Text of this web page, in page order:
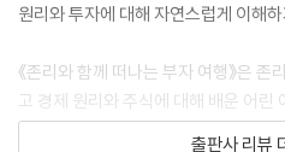
원리와 투자에 대해 자연스럽게 이해
《존리와 함께 떠나는 부자 여행》은
고 경제 원리와 주식에 대해 배운 어린
는 이야기 속에 담긴 투자 이야기로 어
출판사 리뷰